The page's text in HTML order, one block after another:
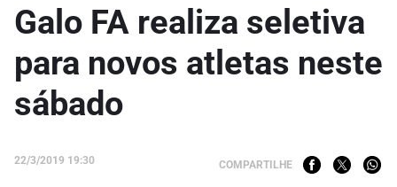
Galo FA realiza seletiva
para novos atletas neste
sábado
22/3/2019 19:30 COMPARTILHE